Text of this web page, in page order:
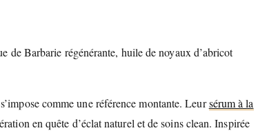
de Barbarie régénérante, huile de noyaux d’abricot
s’impose comme une référence montante. Leursérum à la
en quête d’éclat naturel et de soins clean. Inspirée